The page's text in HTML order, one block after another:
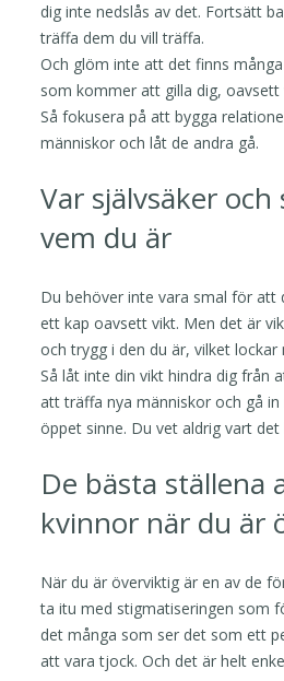
dig inte nedslås av det. Fortsätt
träffa dem du vill träffa.
Och glöm inte att det finns
som kommer att gilla dig, oavsett
Så fokusera på att bygga
människor och låt de andra gå.
Var självsäker och
vem du är
Du behöver inte vara smal för att
ett kap oavsett vikt. Men det är
och trygg i den du är, vilket lockar
Så låt inte din vikt hindra dig från
att träffa nya människor och gå
öppet sinne. Du vet aldrig vart det
De bästa ställena
kvinnor när du är
När du är överviktig är en av de
ta itu med stigmatiseringen som
det många som ser det som ett
att vara tjock. Och det är helt